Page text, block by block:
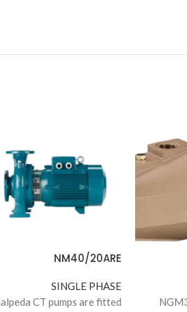
NM40/20ARE
SINGLE PHASE
CT pumps are fitted